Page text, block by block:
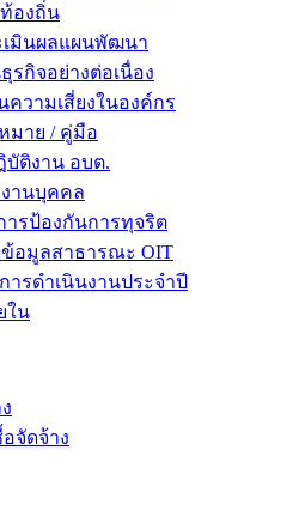
องถิ่น
เมินผลแผนพัฒนา
รกิจอย่างต่อเนื่อง
ความเสี่ยงในองค์กร
มาย / คู่มือ
ติงาน อบต.
านบุคคล
รป้องกันการทุจริต
ข้อมูลสาธารณะ OIT
ารดำเนินงานประจำปี
ใน
จัดจ้าง